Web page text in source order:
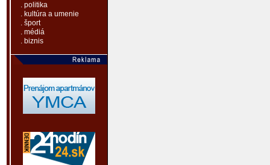
. politika
. kultúra a umenie
. šport
. médiá
. biznis